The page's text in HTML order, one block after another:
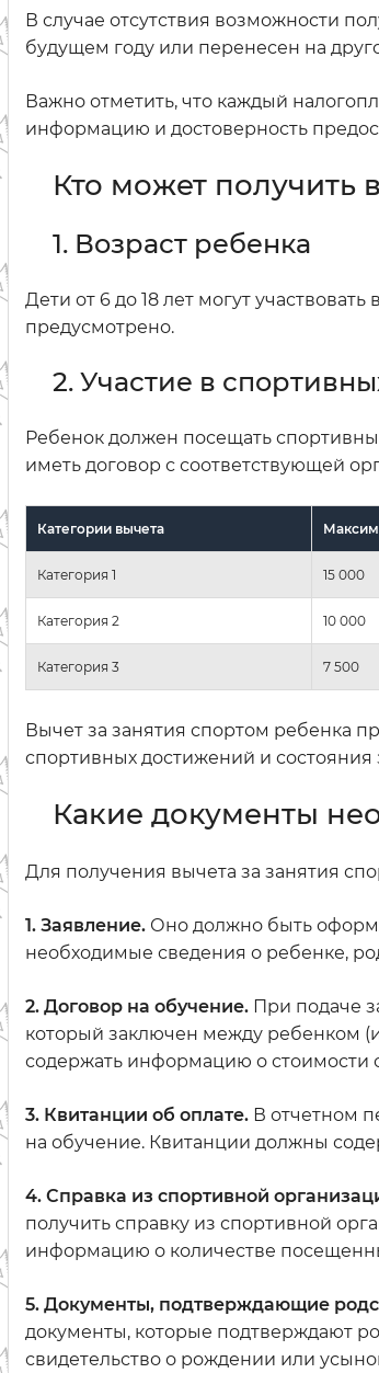
В случае отсутствия возможности
будущем году или перенесен на
Важно отметить, что каждый
информацию и достоверность
Кто может получить
1. Возраст ребенка
Дети от 6 до 18 лет могут
предусмотрено.
2. Участие в
Ребенок должен посещать
иметь договор с соответствующей
Категории вычета
Категория 1 15 000
Категория 2 10 000
Категория 3 7 500
Вычет за занятия спортом ребенка
спортивных достижений и состояния
Какие документы
Для получения вычета за занятия
1. Заявление. Оно должно быть
необходимые сведения о ребенке,
2. Договор на обучение. При подаче
который заключен между ребенком
содержать информацию о стоимости
3. Квитанции об оплате. В отчетном
на обучение. Квитанции должны
4. Справка из спортивной
получить справку из спортивной
информацию о количестве
5. Документы, подтверждающие
документы, которые подтверждают
свидетельство о рождении или